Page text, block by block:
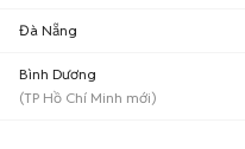
tiên tiêu chí tiết kiệm, chủ yếu
Xiaomi Redmi Note 12 Pro
dùng phổ thông, cho phép cài
Đà Nẵng
Bình Dương
(TP Hồ Chí Minh mới)